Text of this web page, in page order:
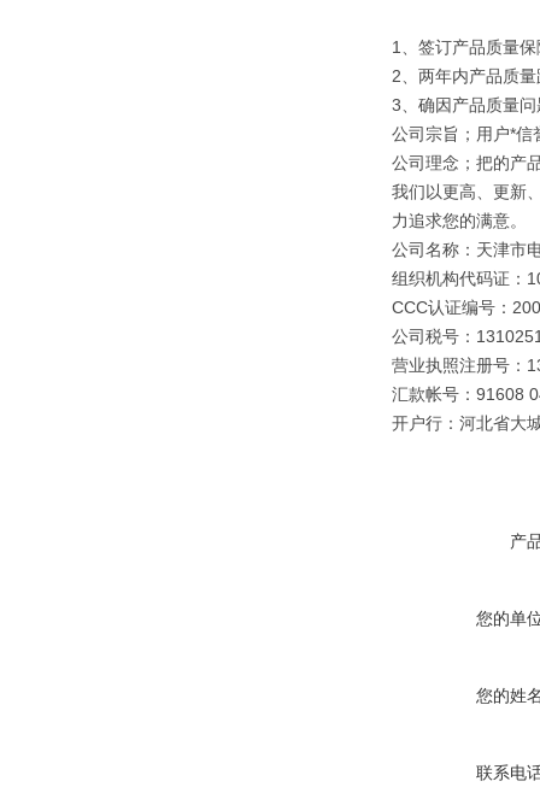
1、签订产品质量
2、两年内产品质
3、确因产品质量
公司宗旨；用户*信
公司理念；把的产
我们以更高、更新
力追求您的满意。
公司名称：天津市
组织机构代码证：
CCC认证编号：
公司税号：
营业执照注册号：
汇款帐号：91608
开户行：河北省大
产
您的单
您的姓
联系电